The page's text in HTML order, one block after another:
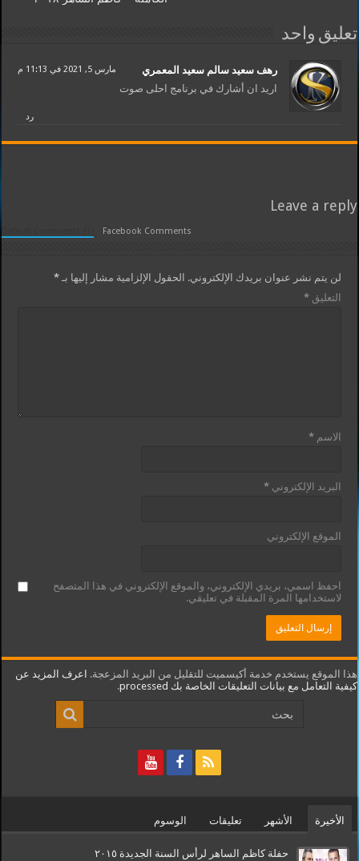
تعليق واحد
رهف سعيد سالم سعيد المعمري مارس 5, 2021 في 11:13 م
اريد ان أشارك في برنامج احلى صوت
رد
Leave a reply
Facebook Comments
لن يتم نشر عنوان بريدك الإلكتروني. الحقول الإلزامية مشار إليها بـ*
التعليق*
الاسم*
البريد الإلكتروني*
الموقع الإلكتروني
احفظ اسمي، بريدي الإلكتروني، والموقع الإلكتروني في هذا المتصفح
لاستخدامها المرة المقبلة في تعليقي.
هذا الموقع يستخدم خدمة أكيسميت للتقليل من البريد المزعجة. اعرف المزيد عن
كيفية التعامل مع بيانات التعليقات الخاصة بك processed
.
الأخيرة الأشهر تعليقات الوسوم
حفلة كاظم الساهر لرأس السنة الجديدة ٢٠١٥